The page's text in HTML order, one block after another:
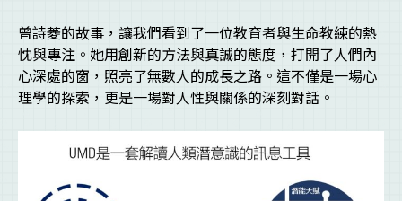
曾詩菱的故事，讓我們看到了一位教育者與生命教練的熱
忱與專注。她用創新的方法與真誠的態度，打開了人們內
心深處的窗，照亮了無數人的成長之路。這不僅是一場心
理學的探索，更是一場對人性與關係的深刻對話。